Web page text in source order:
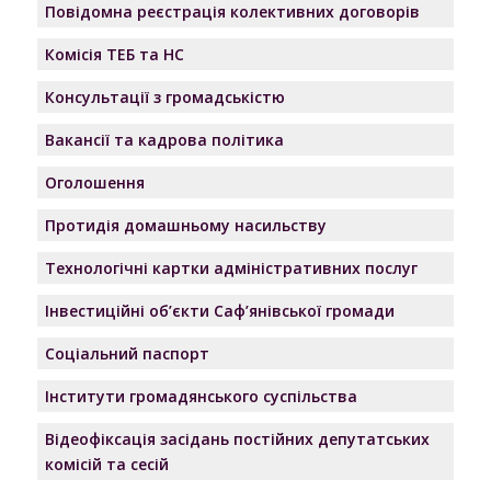
Повідомна реєстрація колективних договорів
Комісія ТЕБ та НС
Консультації з громадськістю
Вакансії та кадрова політика
Оголошення
Протидія домашньому насильству
Технологічні картки адміністративних послуг
Інвестиційні об’єкти Саф’янівської громади
Соціальний паспорт
Інститути громадянського суспільства
Відеофіксація засідань постійних депутатських
комісій та сесій